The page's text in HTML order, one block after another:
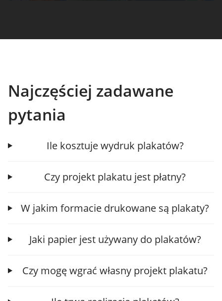
Najczęściej zadawane
pytania
Ile kosztuje wydruk plakatów?
Czy projekt plakatu jest płatny?
W jakim formacie drukowane są plakaty?
Jaki papier jest używany do plakatów?
Czy mogę wgrać własny projekt plakatu?